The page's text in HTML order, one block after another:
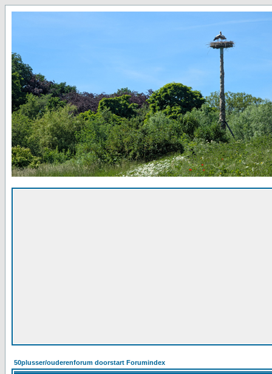
50plusser/ouderenforum doorstart Forumindex